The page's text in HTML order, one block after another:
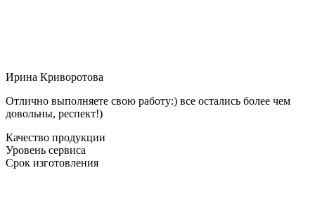
Ирина Криворотова
Отлично выполняете свою работу:) все остались более чем
довольны, респект!)
Качество продукции
Уровень сервиса
Срок изготовления